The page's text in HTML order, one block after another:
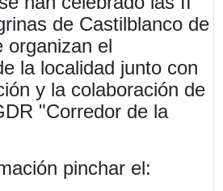
de Castilblanco de
organizan el
la localidad junto con
y la colaboración de
"Corredor de la
pinchar el: